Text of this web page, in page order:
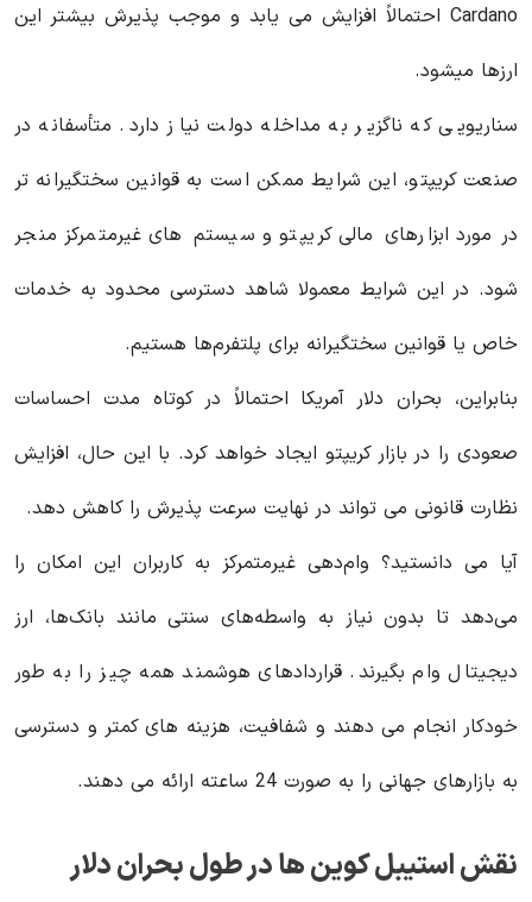
Cardano احتمالاً افزایش می یابد و موجب پذیرش بیشتر این
ارزها میشود.
سناریویی که ناگزیر به مداخله دولت نیاز دارد. متأسفانه در
صنعت کریپتو، این شرایط ممکن است به قوانین سختگیرانه تر
در مورد ابزارهای مالی کریپتو و سیستم های غیرمتمرکز منجر
شود. در این شرایط معمولا شاهد دسترسی محدود به خدمات
خاص یا قوانین سختگیرانه برای پلتفرم‌ها هستیم.
بنابراین، بحران دلار آمریکا احتمالاً در کوتاه مدت احساسات
صعودی را در بازار کریپتو ایجاد خواهد کرد. با این حال، افزایش
نظارت قانونی می تواند در نهایت سرعت پذیرش را کاهش دهد.
آیا می دانستید؟ وام‌دهی غیرمتمرکز به کاربران این امکان را
می‌دهد تا بدون نیاز به واسطه‌های سنتی مانند بانک‌ها، ارز
دیجیتال وام بگیرند. قراردادهای هوشمند همه چیز را به طور
خودکار انجام می دهند و شفافیت، هزینه های کمتر و دسترسی
به بازارهای جهانی را به صورت 24 ساعته ارائه می دهند.
نقش استیبل کوین ها در طول بحران دلار